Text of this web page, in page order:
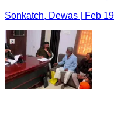
Sonkatch, Dewas | Feb